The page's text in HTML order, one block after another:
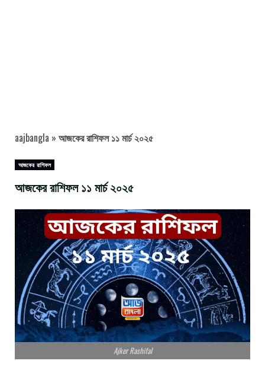
aajbangla » আজকের রাশিফল ১১ মার্চ ২০২৫
আজকের রাশিফল
আজকের রাশিফল ১১ মার্চ ২০২৫
Ajker Rashifal